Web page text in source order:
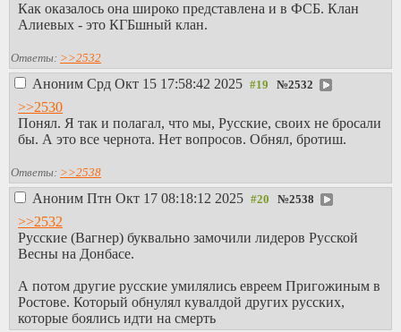
Как оказалось она широко представлена и в ФСБ. Клан
Алиевых - это КГБшный клан.
Ответы: >>2532
Аноним Срд Окт 15 17:58:42 2025 №2532
>>2530
Понял. Я так и полагал, что мы, Русские, своих не бросали
бы. А это все чернота. Нет вопросов. Обнял, бротиш.
Ответы: >>2538
Аноним Птн Окт 17 08:18:12 2025 №2538
>>2532
Русские (Вагнер) буквально замочили лидеров Русской
Весны на Донбасе.
А потом другие русские умилялись евреем Пригожиным в
Ростове. Который обнулял кувалдой других русских,
которые боялись идти на смерть